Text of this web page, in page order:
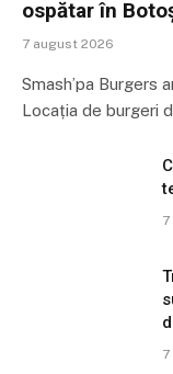
ospătar în
7 august 2026
Smash’pa Burgers
Locația de burgeri